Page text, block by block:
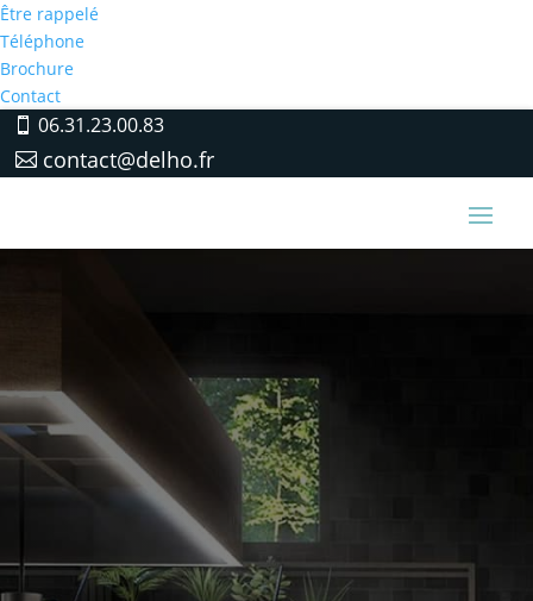
Être rappelé
Téléphone
Brochure
Contact
06.31.23.00.83
contact@delho.fr